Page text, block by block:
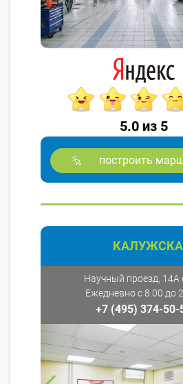
5.0 из 5
построить
Научный проезд, 14А
Ежедневно с 8:00 до
+7 (495) 374-50-